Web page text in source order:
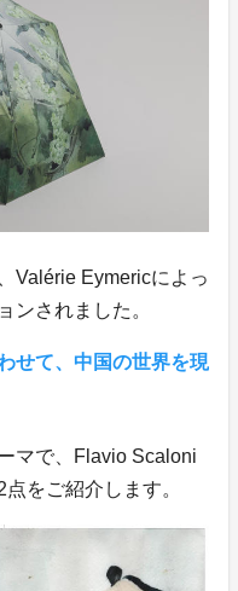
Valérie Eymericによっ
ンされました。
せて、中国の世界を現
マで、Flavio Scaloni
をご紹介します。